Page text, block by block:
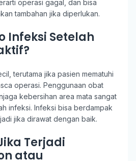
operasi gagal, dan bisa
tambahan jika diperlukan.
Infeksi Setelah
terutama jika pasien mematuhi
operasi. Penggunaan obat
kebersihan area mata sangat
infeksi. Infeksi bisa berdampak
jika dirawat dengan baik.
Terjadi
atau